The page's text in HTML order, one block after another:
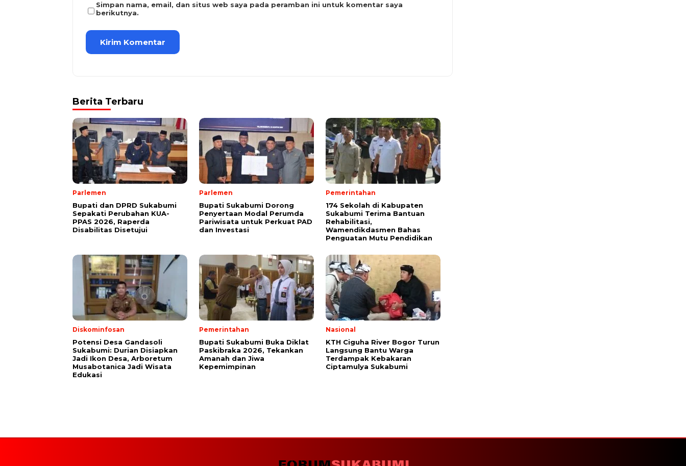
Simpan nama, email, dan situs web saya pada peramban ini untuk komentar saya
berikutnya.
Berita Terbaru
Parlemen
Bupati dan DPRD Sukabumi
Sepakati Perubahan KUA-
PPAS 2026, Raperda
Disabilitas Disetujui
Parlemen
Bupati Sukabumi Dorong
Penyertaan Modal Perumda
Pariwisata untuk Perkuat PAD
dan Investasi
Pemerintahan
174 Sekolah di Kabupaten
Sukabumi Terima Bantuan
Rehabilitasi,
Wamendikdasmen Bahas
Penguatan Mutu Pendidikan
Diskominfosan
Potensi Desa Gandasoli
Sukabumi: Durian Disiapkan
Jadi Ikon Desa, Arboretum
Musabotanica Jadi Wisata
Edukasi
Pemerintahan
Bupati Sukabumi Buka Diklat
Paskibraka 2026, Tekankan
Amanah dan Jiwa
Kepemimpinan
Nasional
KTH Ciguha River Bogor Turun
Langsung Bantu Warga
Terdampak Kebakaran
Ciptamulya Sukabumi